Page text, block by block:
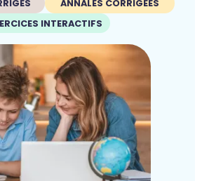
ANNALES CORRIGÉES
INTERACTIFS